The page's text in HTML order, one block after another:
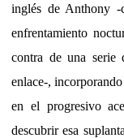
inglés de Anthony -
enfrentamiento
contra de una serie
enlace-,
en el progresivo
descubrir esa